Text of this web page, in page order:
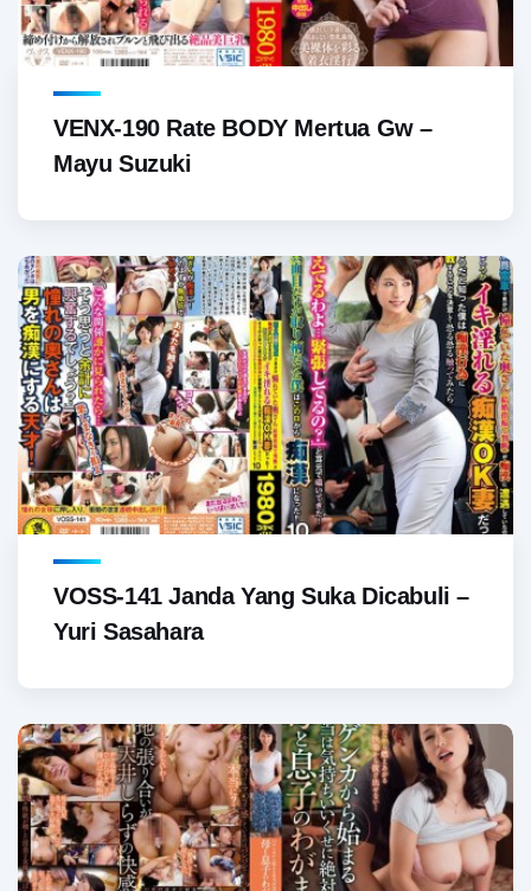
VENX-190 Rate BODY Mertua Gw –
Mayu Suzuki
VOSS-141 Janda Yang Suka Dicabuli –
Yuri Sasahara